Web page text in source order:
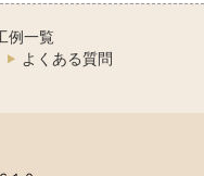
例一覧
よくある質問